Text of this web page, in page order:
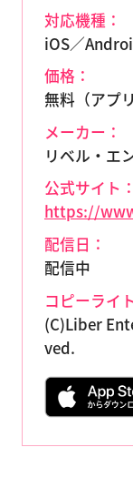
対応機種：
iOS／
価格：
無料（アプ
メーカー：
リベル・エ
公式サイト：
https://
配信日：
配信中
コピーライ
(C)Liber
ved.